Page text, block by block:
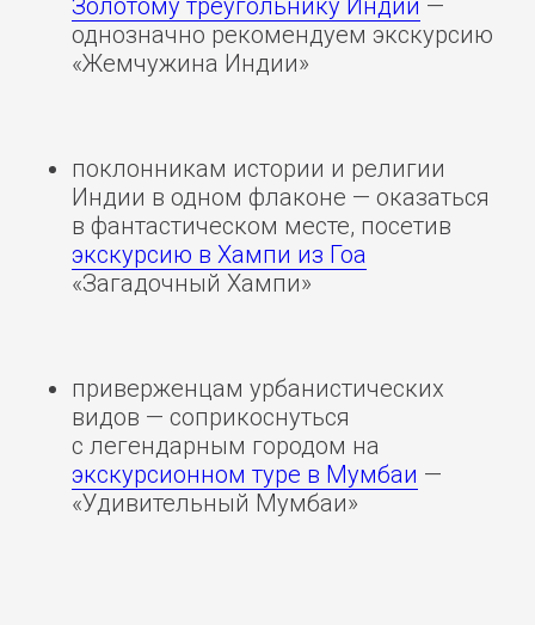
однозначно рекомендуем экскурсию
«Жемчужина Индии»
поклонникам истории и религии
Индии в одном флаконе — оказаться
в фантастическом месте, посетив
экскурсию в Хампи из Гоа
«Загадочный Хампи»
приверженцам урбанистических
видов — соприкоснуться
с легендарным городом на
экскурсионном туре в Мумбаи —
«Удивительный Мумбаи»